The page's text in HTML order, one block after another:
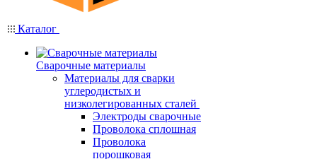
Каталог
Сварочные материалы
Материалы для сварки
углеродистых и
низколегированных сталей
Электроды сварочные
Проволока сплошная
Проволока
порошковая